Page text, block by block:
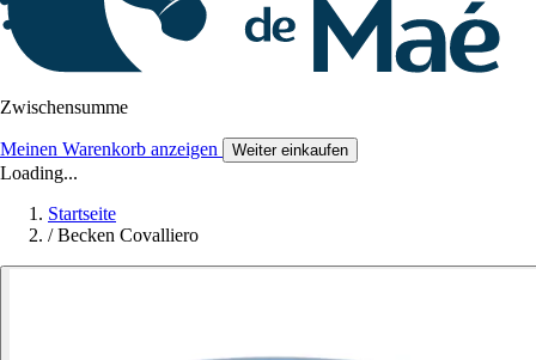
Zwischensumme
Meinen Warenkorb anzeigen Weiter einkaufen
Loading...
Startseite
/ Becken Covalliero